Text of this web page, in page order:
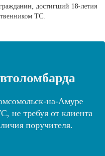
достигший 18-летия
ТС.
на-Амуре
не требуя от клиента
поручителя.